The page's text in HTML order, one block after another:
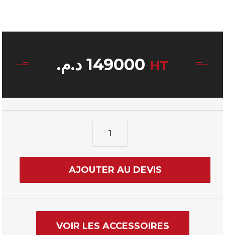
149000 د.م. HT
AJOUTER AU DEVIS
VOIR LES ACCESSOIRES